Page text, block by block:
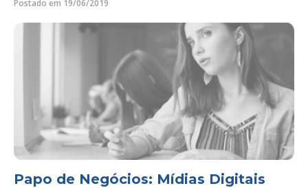
Postado em 19/06/2019
Papo de Negócios: Mídias Digitais